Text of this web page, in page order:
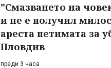
"Смазването на
и не е получил
ареста петимата за
Пловдив
преди 3 часа